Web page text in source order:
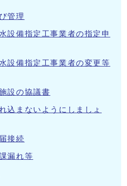
管理
設備指定工事業者の指定申
設備指定工事業者の変更等
設の協議書
込まないようにしましょ
接続
漏れ等